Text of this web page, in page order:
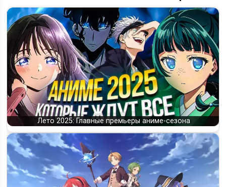
Лето 2025: Главные премьеры аниме-сезона